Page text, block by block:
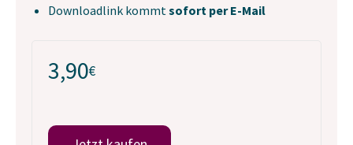
Downloadlink kommtsofort per E-Mail
3,90€